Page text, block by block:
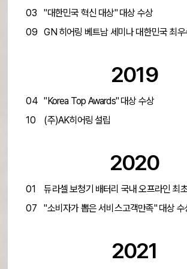
03
"대한민국 혁신 대상" 대상 수상
09
GN 히어링 베트남 세미나 대한민국 최
2019
04
"Korea Top Awards" 대상 수상
10
(주)AK히어링 설립
2020
01
듀라셀 보청기 배터리 국내 오프라인 최
07
"소비자가 뽑은 서비스고객만족" 대상 수
2021